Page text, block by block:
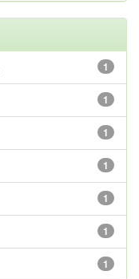
1
1
1
1
1
1
1